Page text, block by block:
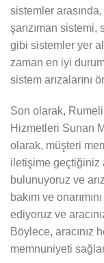
sistemler
şanzıman sistemi,
gibi sistemler yer
zaman en iyi
sistem arızalarını
Son olarak,
Hizmetleri Sunan
olarak, müşteri
iletişime geçtiğiniz
bulunuyoruz ve
bakım ve
ediyoruz ve
Böylece, aracınız
memnuniyeti